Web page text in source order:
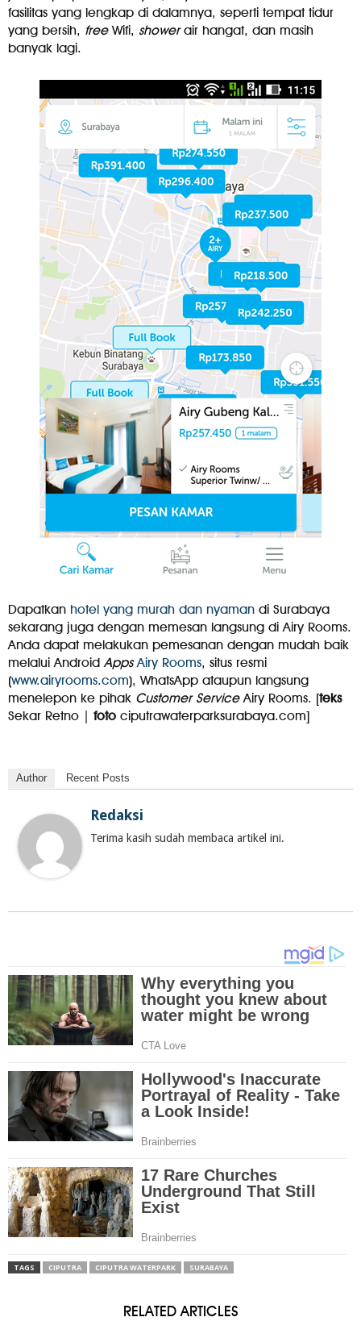
fasilitas yang lengkap di dalamnya, seperti tempat tidur
yang bersih, freeWifi, showerair hangat, dan masih
banyak lagi.
Dapatkan hotel yang murah dan nyaman di Surabaya
sekarang juga dengan memesan langsung di Airy Rooms.
Anda dapat melakukan pemesanan dengan mudah baik
melalui Android Apps Airy Rooms, situs resmi
(www.airyrooms.com), WhatsApp ataupun langsung
menelepon ke pihak Customer ServiceAiry Rooms. [teks
Sekar Retno | foto ciputrawaterparksurabaya.com]
Author Recent Posts
Redaksi
Terima kasih sudah membaca artikel ini.
TAGS CIPUTRA CIPUTRA WATERPARK SURABAYA
RELATED ARTICLES